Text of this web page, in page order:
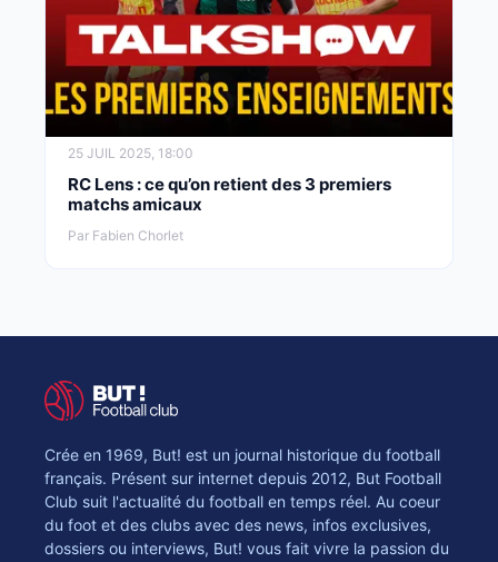
25 JUIL 2025, 18:00
RC Lens : ce qu’on retient des 3 premiers
matchs amicaux
Par Fabien Chorlet
Crée en 1969, But! est un journal historique du football
français. Présent sur internet depuis 2012, But Football
Club suit l'actualité du football en temps réel. Au coeur
du foot et des clubs avec des news, infos exclusives,
dossiers ou interviews, But! vous fait vivre la passion du